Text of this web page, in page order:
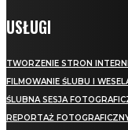
USŁUGI
TWORZENIE STRON
FILMOWANIE ŚLUBU I
ŚLUBNA SESJA
REPORTAŻ